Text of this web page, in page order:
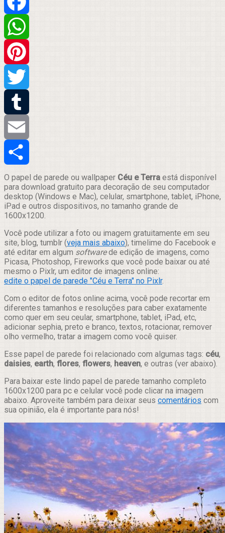
Facebook
WhatsApp
Pinterest
Twitter
Tumblr
Email
Compartilhar
O papel de parede ou wallpaper Céu e Terra está disponível
para download gratuito para decoração de seu computador
desktop (Windows e Mac), celular, smartphone, tablet, iPhone,
iPad e outros dispositivos, no tamanho grande de
1600x1200.
Você pode utilizar a foto ou imagem gratuitamente em seu
site, blog, tumblr (veja mais abaixo), timelime do Facebook e
até editar em algum softwarede edição de imagens, como
Picasa, Photoshop, Fireworks que você pode baixar ou até
mesmo o Pixlr, um editor de imagens online:
edite o papel de parede "Céu e Terra" no Pixlr.
Com o editor de fotos online acima, você pode recortar em
diferentes tamanhos e resoluções para caber exatamente
como quer em seu ceular, smartphone, tablet, iPad, etc,
adicionar sephia, preto e branco, textos, rotacionar, remover
olho vermelho, tratar a imagem como você quiser.
Esse papel de parede foi relacionado com algumas tags: céu,
daisies, earth, flores, flowers, heaven, e outras (ver abaixo).
Para baixar este lindo papel de parede tamanho completo
1600x1200 para pc e celular você pode clicar na imagem
abaixo. Aproveite também para deixar seus comentários com
sua opinião, ela é importante para nós!